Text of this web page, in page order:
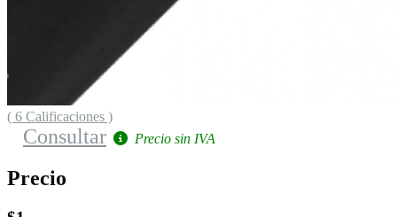
( 6 Calificaciones )
Consultar Precio sin IVA
Precio